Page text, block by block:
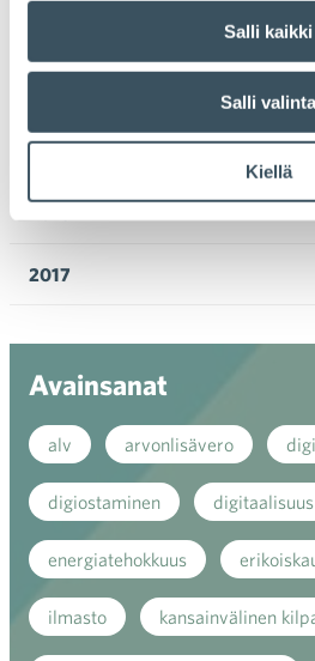
Salli kaikki
Salli valinta
Kiellä
2019
2017
Avainsanat
alv arvonlisävero
digiostaminen digitaalisuus
energiatehokkuus
ilmasto kansainvälinen